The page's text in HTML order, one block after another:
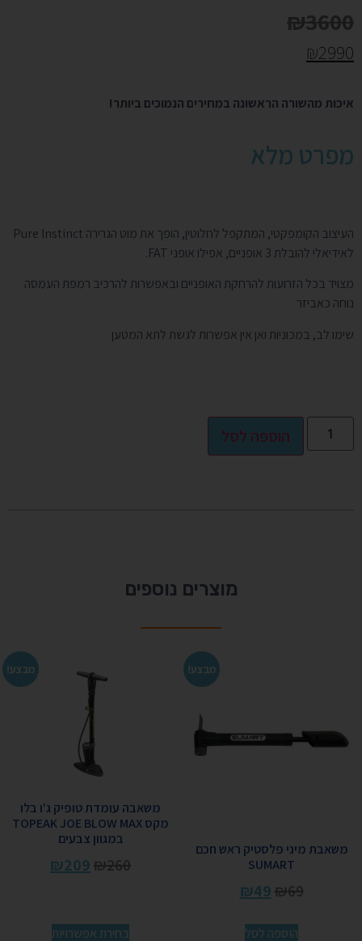
₪3600
₪2990
איכות מהשורה הראשונה במחירים הנמוכים ביותר!
מפרט מלא
העיצוב הקומפקטי, המתקפל לחלוטין, הופך את מוט הגרירה Pure Instinct
לאידיאלי להובלת 3 אופניים, אפילו אופני
FAT
.
מצויד בכל הזרועות להרחקת האופניים ובאפשרות להרכיב רמפת העמסה
נוחה כאביזר
שימו לב, במכוניות ואן אין אפשרות לגשת לתא המטען
הוספה לסל
מוצרים נוספים
מבצע!
משאבת מיני פלסטיק ראש חכם
SUMART
₪69
₪49
הוספה לסל
מבצע!
משאבה עומדת טופיק ג'ו בלו
מקס TOPEAK JOE BLOW MAX
במגוון צבעים
₪260
₪209
בחירת אפשרויות